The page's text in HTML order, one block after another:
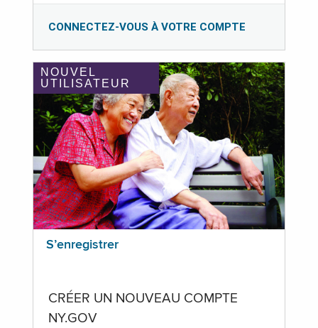
CONNECTEZ-VOUS À VOTRE COMPTE
NOUVEL
UTILISATEUR
S’enregistrer
CRÉER UN NOUVEAU COMPTE
NY.GOV